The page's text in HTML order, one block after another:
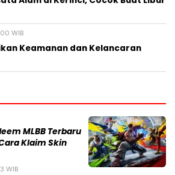
WIB
Keamanan dan Kelancaran
MLBB Terbaru
Klaim Skin
WIB